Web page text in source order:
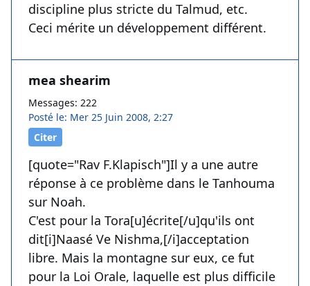
discipline plus stricte du Talmud, etc.
Ceci mérite un développement différent.
mea shearim
Messages: 222
Posté le: Mer 25 Juin 2008, 2:27
Citer
[quote="Rav F.Klapisch"]Il y a une autre
réponse à ce problème dans le Tanhouma
sur Noah.
C'est pour la Tora[u]écrite[/u]qu'ils ont
dit[i]Naasé Ve Nishma,[/i]acceptation
libre. Mais la montagne sur eux, ce fut
pour la Loi Orale, laquelle est plus difficile